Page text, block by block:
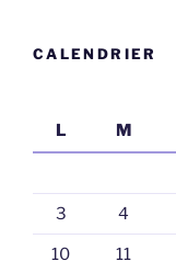
CALENDRIER
L
M
3 4
10 11